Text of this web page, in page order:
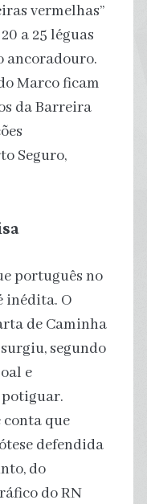
vermelhas”
a 25 léguas
ancoradouro.
Marco ficam
da Barreira
Seguro,
português no
inédita. O
de Caminha
segundo
e
conta que
defendida
do
do RN